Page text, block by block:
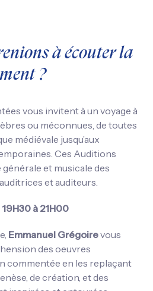
à écouter la
?
vous invitent à un voyage à
ou méconnues, de toutes
médiévale jusqu’aux
Ces Auditions
et musicale des
auditrices et auditeurs.
à 21H00
Emmanuel Grégoirevous
des oeuvres
commentée en les replaçant
de création, et des